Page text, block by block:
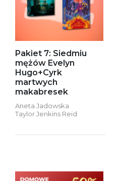
Pakiet 7: Siedmiu
mężów Evelyn
Hugo+Cyrk
martwych
makabresek
Aneta Jadowska
Taylor Jenkins Reid